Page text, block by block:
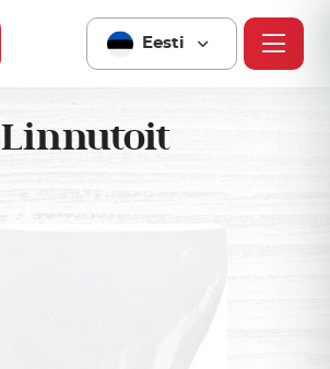
Eesti
Linnutoit